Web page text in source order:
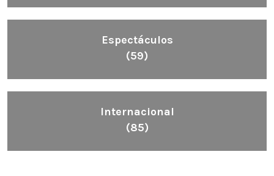
Espectáculos
(59)
Internacional
(85)